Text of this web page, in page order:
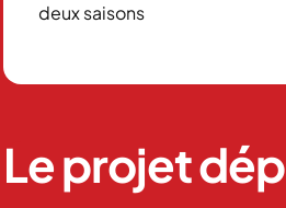
deux saisons
Le projet